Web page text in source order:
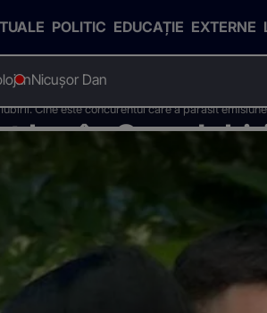
POLITIC EDUCAȚIE EXTERNE
Nicușor Dan
Cine este concurentul care a părăsit
loc în Casa
emisiunea